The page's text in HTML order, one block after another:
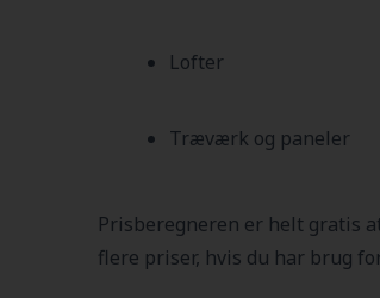
Lofter
Træværk og paneler
Prisberegneren er helt gratis
flere priser, hvis du har brug